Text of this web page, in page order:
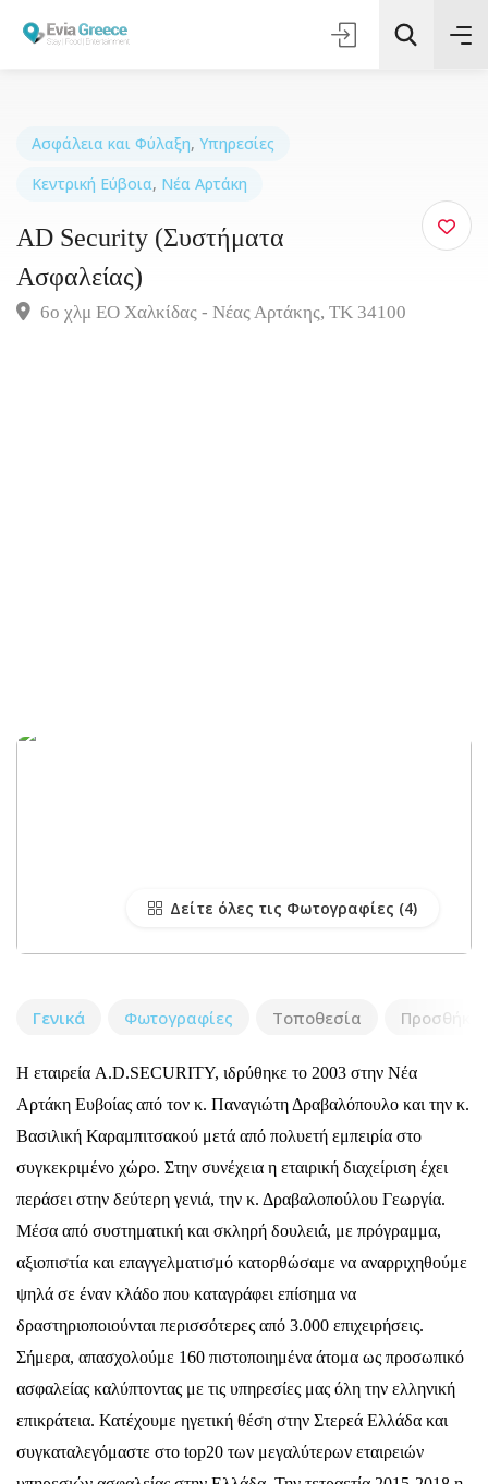
Τοποθεσία
Όλες οι Κατηγορίες
Αναζήτηση
Ασφάλεια και Φύλαξη, Υπηρεσίες
Κεντρική Εύβοια, Νέα Αρτάκη
AD Security (Συστήματα
Ασφαλείας)
6ο χλμ ΕΟ Χαλκίδας - Νέας Αρτάκης, ΤΚ 34100
Δείτε όλες τις Φωτογραφίες
Γενικά Φωτογραφίες Τοποθεσία Προσθήκη
Η εταιρεία A.D.SECURITY, ιδρύθηκε το 2003 στην Νέα
Αρτάκη Ευβοίας από τον κ. Παναγιώτη Δραβαλόπουλο και την κ.
Βασιλική Καραμπιτσακού μετά από πολυετή εμπειρία στο
συγκεκριμένο χώρο. Στην συνέχεια η εταιρική διαχείριση έχει
περάσει στην δεύτερη γενιά, την κ. Δραβαλοπούλου Γεωργία.
Μέσα από συστηματική και σκληρή δουλειά, με πρόγραμμα,
αξιοπιστία και επαγγελματισμό κατορθώσαμε να αναρριχηθούμε
ψηλά σε έναν κλάδο που καταγράφει επίσημα να
δραστηριοποιούνται περισσότερες από 3.000 επιχειρήσεις.
Σήμερα, απασχολούμε 160 πιστοποιημένα άτομα ως προσωπικό
ασφαλείας καλύπτοντας με τις υπηρεσίες μας όλη την ελληνική
επικράτεια. Κατέχουμε ηγετική θέση στην Στερεά Ελλάδα και
συγκαταλεγόμαστε στο top20 των μεγαλύτερων εταιρειών